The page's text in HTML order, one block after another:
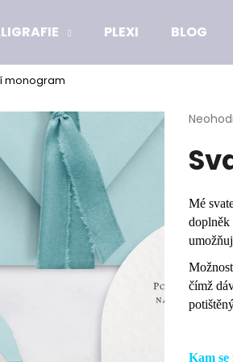
PLEXI BLOG
monogram
produktu
je
z
5
Mé
doplněk
čímž
Kam
Co potřebujete najít?
Doporučujeme